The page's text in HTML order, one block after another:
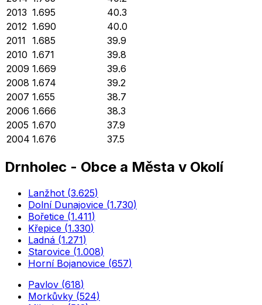
2013 1.695
40.3
2012 1.690
40.0
2011 1.685
39.9
2010 1.671
39.8
2009 1.669
39.6
2008 1.674
39.2
2007 1.655
38.7
2006 1.666
38.3
2005 1.670
37.9
2004 1.676 37.5
Drnholec - Obce a Města v Okolí
Lanžhot (3.625)
Dolní Dunajovice (1.730)
Bořetice (1.411)
Křepice (1.330)
Ladná (1.271)
Starovice (1.008)
Horní Bojanovice (657)
Pavlov (618)
Morkůvky (524)